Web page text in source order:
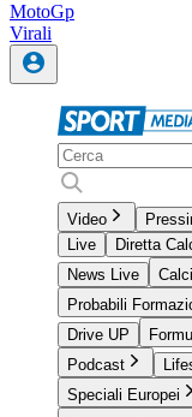
MotoGp
Virali
Video
Live
Diretta
News Live
Probabili
Drive UP
Podcast
Speciali Europei